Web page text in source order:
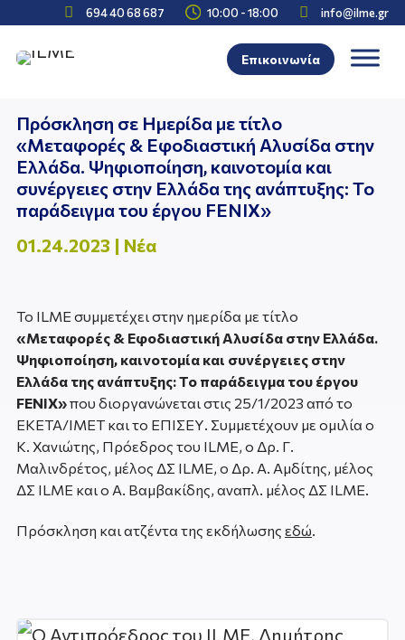
 694 40 68 687  10:00 - 18:00  info@ilme.gr
Επικοινωνία
Πρόσκληση σε Ημερίδα με τίτλο
«Μεταφορές & Εφοδιαστική Αλυσίδα στην
Ελλάδα. Ψηφιοποίηση, καινοτομία και
συνέργειες στην Ελλάδα της ανάπτυξης: Το
παράδειγμα του έργου FENIX»
01.24.2023 | Νέα
Το ILME συμμετέχει στην ημερίδα με τίτλο
«Μεταφορές & Εφοδιαστική Αλυσίδα στην Ελλάδα.
Ψηφιοποίηση, καινοτομία και συνέργειες στην
Ελλάδα της ανάπτυξης: Το παράδειγμα του έργου
FENIX»που διοργανώνεται στις 25/1/2023 από το
ΕΚΕΤΑ/ΙΜΕΤ και το ΕΠΙΣΕΥ. Συμμετέχουν με ομιλία ο
Κ. Χανιώτης, Πρόεδρος του ILME, ο Δρ. Γ.
Μαλινδρέτος, μέλος ΔΣ ILME, ο Δρ. Α. Αμδίτης, μέλος
ΔΣ ILME και ο Α. Βαμβακίδης, αναπλ. μέλος ΔΣ ILME.
Πρόσκληση και ατζέντα της εκδήλωσης εδώ.